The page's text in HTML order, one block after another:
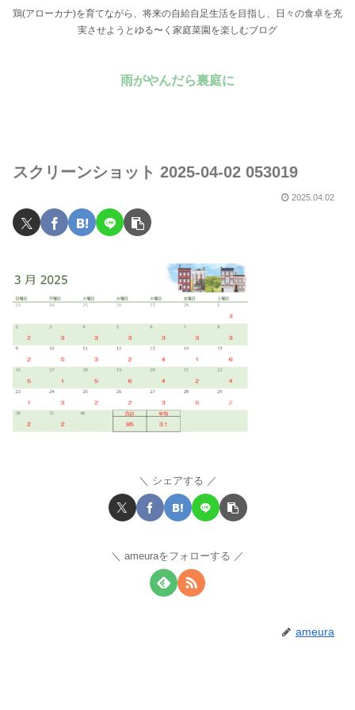
鶏(アローカナ)を育てながら、将来の自給自足生活を目指し、日々の食卓を充
実させようとゆる〜く家庭菜園を楽しむブログ
雨がやんだら裏庭に
スクリーンショット 2025-04-02 053019
2025.04.02
シェアする
ameuraをフォローする
ameura